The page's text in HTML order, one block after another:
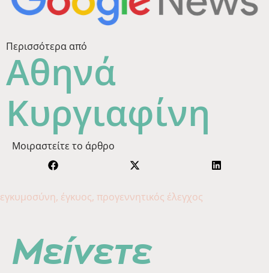
Περισσότερα από
Αθηνά
Κυργιαφίνη
Μοιραστείτε το άρθρο
εγκυμοσύνη, έγκυος, προγεννητικός έλεγχος
Μείνετε